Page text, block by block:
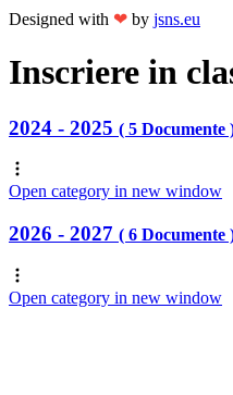
Designed with ❤ by jsns.eu
Inscriere in
2024 - 2025 ( 5 Documente
Open category in new window
2026 - 2027 ( 6 Documente
Open category in new window